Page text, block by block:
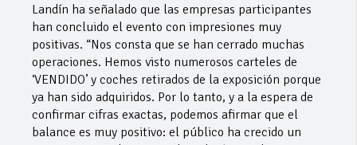
Landín ha señalado que las empresas participantes
han concluido el evento con impresiones muy
positivas. “Nos consta que se han cerrado muchas
operaciones. Hemos visto numerosos carteles de
‘VENDIDO’ y coches retirados de la exposición porque
ya han sido adquiridos. Por lo tanto, y a la espera de
confirmar cifras exactas, podemos afirmar que el
balance es muy positivo: el público ha crecido un